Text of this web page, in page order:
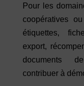
Pour les
coopératives
étiquettes,
export,
documents
contribuer à